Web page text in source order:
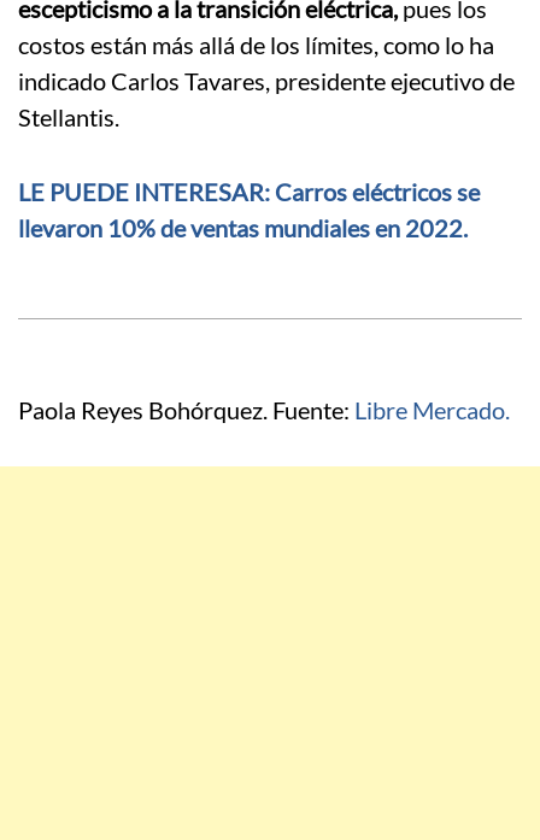
escepticismo a la transición eléctrica,pues los
costos están más allá de los límites, como lo ha
indicado Carlos Tavares, presidente ejecutivo de
Stellantis.
LE PUEDE INTERESAR: Carros eléctricos se
llevaron 10% de ventas mundiales en 2022.
Paola Reyes Bohórquez. Fuente: Libre Mercado.